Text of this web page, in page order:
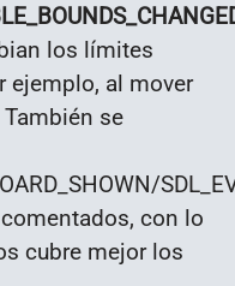
los límites
ejemplo, al mover
se
con lo
cubre mejor los